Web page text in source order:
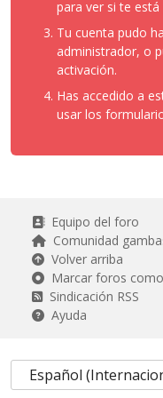
para ver si te
Tu cuenta pudo
administrador, o
activación.
Has accedido a
usar los
Equipo del foro
Comunidad
Volver arriba
Marcar foros
Sindicación RSS
Ayuda